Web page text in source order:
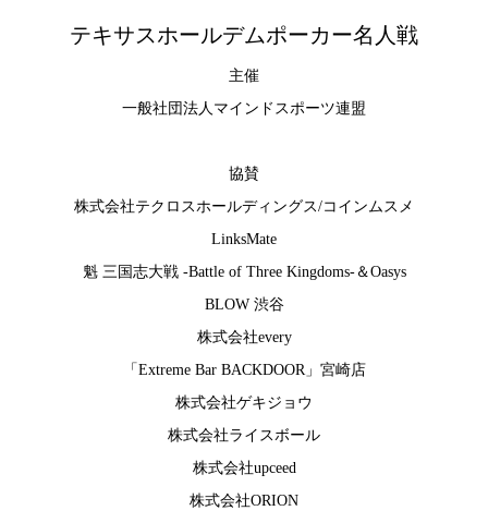
テキサスホールデムポーカー名人戦
主催
一般社団法人マインドスポーツ連盟
協賛
株式会社テクロスホールディングス/コインムスメ
LinksMate
魁 三国志大戦 -Battle of Three Kingdoms-＆Oasys
BLOW 渋谷
株式会社every
「Extreme Bar BACKDOOR」宮崎店
株式会社ゲキジョウ
株式会社ライスボール
株式会社upceed
株式会社ORION